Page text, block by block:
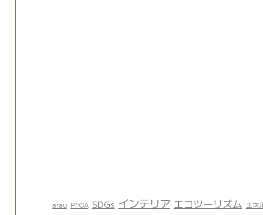
arau PFOA SDGs インテリア エコツーリズム エネ